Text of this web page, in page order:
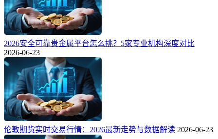
2026安全可靠贵金属平台怎么挑？5家专业机构深度对比
2026-06-23
伦敦期货实时交易行情：2026最新走势与数据解读 2026-06-23